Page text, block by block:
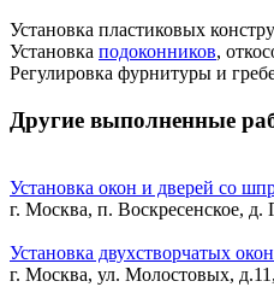
Установка пластиковых
Установка подоконников,
Регулировка фурнитуры и
Другие выполненные
Установка окон и дверей со
г. Москва, п. Воскресенское,
Установка двухстворчатых
г. Москва, ул. Молостовых,